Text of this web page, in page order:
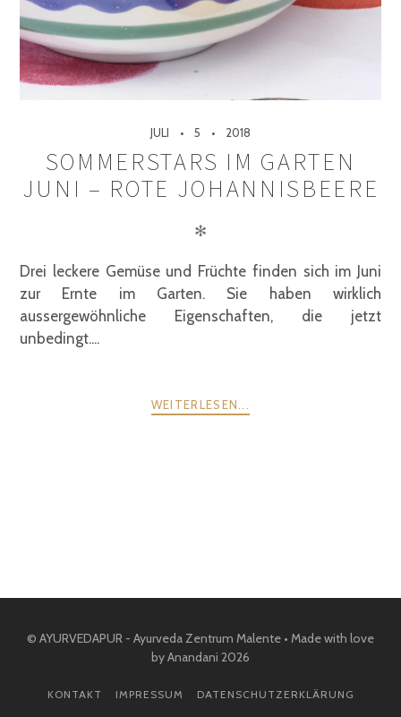
JULI 5 2018
SOMMERSTARS IM GARTEN
JUNI – ROTE JOHANNISBEERE
✻
Drei leckere Gemüse und Früchte finden sich im Juni
zur Ernte im Garten. Sie haben wirklich
aussergewöhnliche Eigenschaften, die jetzt
unbedingt....
WEITERLESEN...
© AYURVEDAPUR - Ayurveda Zentrum Malente • Made with love
by Anandani 2026
KONTAKT IMPRESSUM
DATENSCHUTZERKLÄRUNG